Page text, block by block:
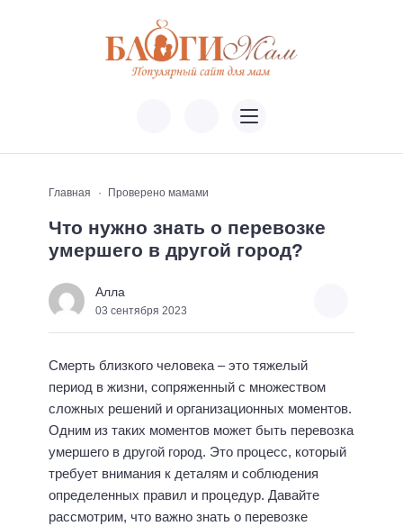
Главная Проверено мамами
Что нужно знать о перевозке
умершего в другой город?
Алла
03 сентября 2023
Смерть близкого человека – это тяжелый
период в жизни, сопряженный с множеством
сложных решений и организационных моментов.
Одним из таких моментов может быть перевозка
умершего в другой город. Это процесс, который
требует внимания к деталям и соблюдения
определенных правил и процедур. Давайте
рассмотрим, что важно знать о перевозке